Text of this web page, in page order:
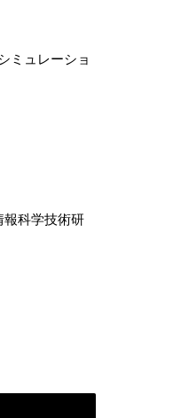
ミュレーショ
科学技術研